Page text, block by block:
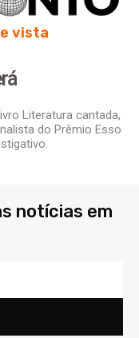
vista
Literatura cantada,
do Prêmio Esso
notícias em